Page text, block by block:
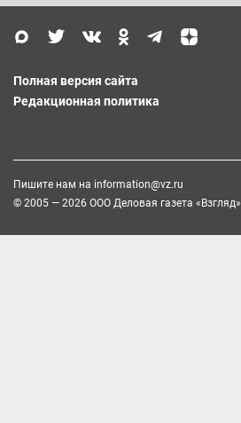
Полная версия сайта
Редакционная политика
Пишите нам на information@vz.ru
© 2005 — 2026 ООО Деловая газета «Взгляд»